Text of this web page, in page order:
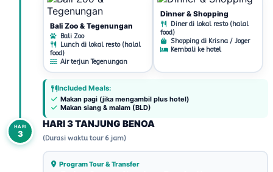
Bali Zoo & Tegenungan
Bali Zoo
Lunch di lokal resto (halal
food)
Air terjun Tegenungan
Dinner & Shopping
Diner di lokal resto (halal
food)
Shopping di Krisna / Joger
Kembali ke hotel
Included Meals:
Makan pagi (jika mengambil plus hotel)
Makan siang & malam (BLD)
HARI
3
HARI 3 TANJUNG BENOA
(Durasi waktu tour 6 jam)
Program Tour & Transfer